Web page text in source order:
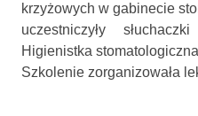
krzyżowych w gabinecie
uczestniczyły
Higienistka
Szkolenie zorganizowała